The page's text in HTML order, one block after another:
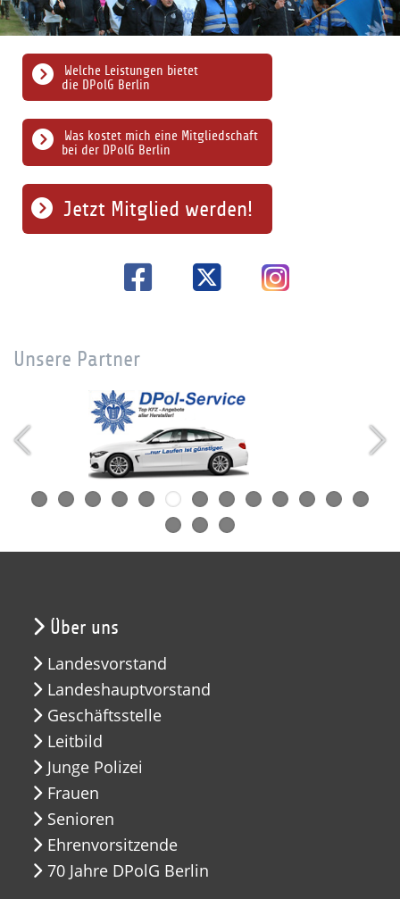
Was kostet mich eine Mitgliedschaft
bei der DPolG Berlin
Welche Leistungen bietet
die DPolG Berlin
Jetzt Mitglied werden!
Unsere Partner
Über uns
Landesvorstand
Landeshauptvorstand
Geschäftsstelle
Leitbild
Junge Polizei
Frauen
Senioren
Ehrenvorsitzende
70 Jahre DPolG Berlin